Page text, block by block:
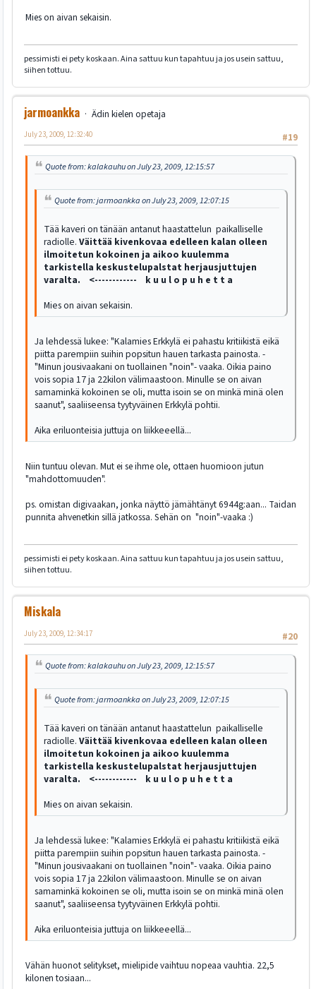
Mies on aivan sekaisin.
pessimisti ei pety koskaan. Aina sattuu kun tapahtuu ja jos usein sattuu,
siihen tottuu.
jarmoankka
Ädin kielen opetaja
#19
July 23, 2009, 12:32:40
Quote from: kalakauhu on July 23, 2009, 12:15:57
Quote from: jarmoankka on July 23, 2009, 12:07:15
Tää kaveri on tänään antanut haastattelun paikalliselle
radiolle. Väittää kivenkovaa edelleen kalan olleen
ilmoitetun kokoinen ja aikoo kuulemma
tarkistella keskustelupalstat herjausjuttujen
varalta.
<------------ k u u l o p u h e t t a
Mies on aivan sekaisin.
Ja lehdessä lukee: "Kalamies Erkkylä ei pahastu kritiikistä eikä
piitta parempiin suihin popsitun hauen tarkasta painosta. -
"Minun jousivaakani on tuollainen "noin"- vaaka. Oikia paino
vois sopia 17 ja 22kilon välimaastoon. Minulle se on aivan
samaminkä kokoinen se oli, mutta isoin se on minkä minä olen
saanut", saaliiseensa tyytyväinen Erkkylä pohtii.
Aika eriluonteisia juttuja on liikkeeellä...
Niin tuntuu olevan. Mut ei se ihme ole, ottaen huomioon jutun
"mahdottomuuden".
ps. omistan digivaakan, jonka näyttö jämähtänyt 6944g:aan... Taidan
punnita ahvenetkin sillä jatkossa. Sehän on "noin"-vaaka :)
pessimisti ei pety koskaan. Aina sattuu kun tapahtuu ja jos usein sattuu,
siihen tottuu.
Miskala
#20
July 23, 2009, 12:34:17
Quote from: kalakauhu on July 23, 2009, 12:15:57
Quote from: jarmoankka on July 23, 2009, 12:07:15
Tää kaveri on tänään antanut haastattelun paikalliselle
radiolle. Väittää kivenkovaa edelleen kalan olleen
ilmoitetun kokoinen ja aikoo kuulemma
tarkistella keskustelupalstat herjausjuttujen
varalta.
<------------ k u u l o p u h e t t a
Mies on aivan sekaisin.
Ja lehdessä lukee: "Kalamies Erkkylä ei pahastu kritiikistä eikä
piitta parempiin suihin popsitun hauen tarkasta painosta. -
"Minun jousivaakani on tuollainen "noin"- vaaka. Oikia paino
vois sopia 17 ja 22kilon välimaastoon. Minulle se on aivan
samaminkä kokoinen se oli, mutta isoin se on minkä minä olen
saanut", saaliiseensa tyytyväinen Erkkylä pohtii.
Aika eriluonteisia juttuja on liikkeeellä...
Vähän huonot selitykset, mielipide vaihtuu nopeaa vauhtia. 22,5
kilonen tosiaan...